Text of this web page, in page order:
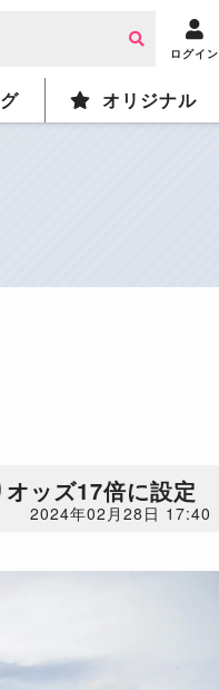
ログイン
オリジナル
ッズ17倍に設定
2024年02月28日 17:40